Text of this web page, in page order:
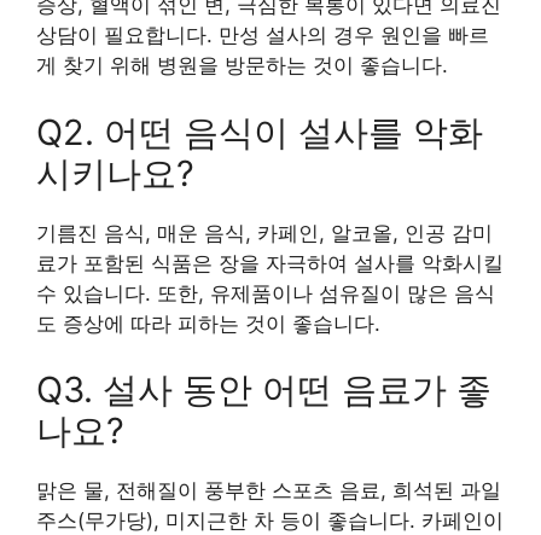
증상, 혈액이 섞인 변, 극심한 복통이 있다면 의료진
상담이 필요합니다. 만성 설사의 경우 원인을 빠르
게 찾기 위해 병원을 방문하는 것이 좋습니다.
Q2. 어떤 음식이 설사를 악화
시키나요?
기름진 음식, 매운 음식, 카페인, 알코올, 인공 감미
료가 포함된 식품은 장을 자극하여 설사를 악화시킬
수 있습니다. 또한, 유제품이나 섬유질이 많은 음식
도 증상에 따라 피하는 것이 좋습니다.
Q3. 설사 동안 어떤 음료가 좋
나요?
맑은 물, 전해질이 풍부한 스포츠 음료, 희석된 과일
주스(무가당), 미지근한 차 등이 좋습니다. 카페인이